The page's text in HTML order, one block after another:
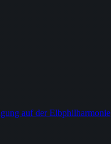
auf der Elbphilharmonie